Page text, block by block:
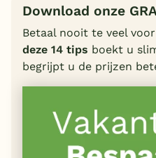
Download onze
Betaal nooit te veel
deze 14 tips boekt u
begrijpt u de prijzen